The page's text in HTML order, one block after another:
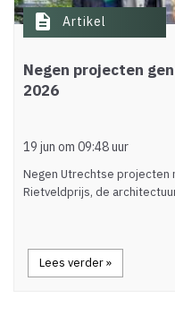
description Artikel
Negen projecten
2026
19 jun om 09:48 uur
Negen Utrechtse projecten
Rietveldprijs, de
Lees verder »